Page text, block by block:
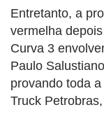
Entretanto, a
vermelha
Curva 3
Paulo
provando toda a
Truck